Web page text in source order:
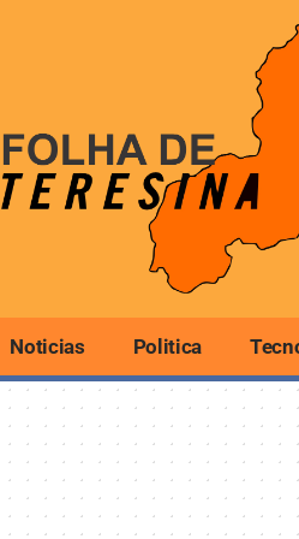
Noticias Politica